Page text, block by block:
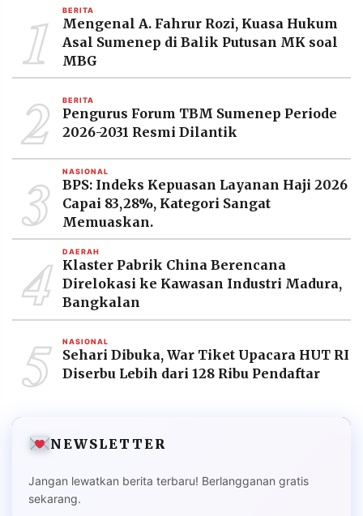
1 BERITA
Mengenal A. Fahrur Rozi, Kuasa Hukum
Asal Sumenep di Balik Putusan MK soal
MBG
2 BERITA
Pengurus Forum TBM Sumenep Periode
2026-2031 Resmi Dilantik
3 NASIONAL
BPS: Indeks Kepuasan Layanan Haji 2026
Capai 83,28%, Kategori Sangat
Memuaskan.
4 DAERAH
Klaster Pabrik China Berencana
Direlokasi ke Kawasan Industri Madura,
Bangkalan
5 NASIONAL
Sehari Dibuka, War Tiket Upacara HUT RI
Diserbu Lebih dari 128 Ribu Pendaftar
NEWSLETTER
Jangan lewatkan berita terbaru! Berlangganan gratis
sekarang.